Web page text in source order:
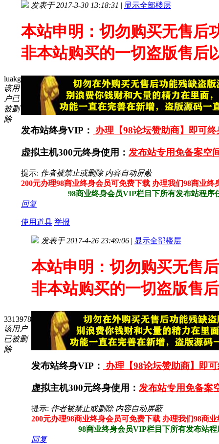
luakg
该用
户已
被删
除
发表于 2017-3-30 13:18:31 | 显示全部楼层
本站申明：切勿购买无售后
非本站购买的一切盗版售后
发布站终身VIP： 办理【98论坛赞助商】即可
虚拟主机300元终身使用： 发布站专用免备案空
提示: 作者被禁止或删除 内容自动屏蔽
200元办理98商业终身会员可免费下载 办理我们98商业终
98商业终身会员VIP栏目下所有发布站程序任意
回复
使用道具 举报
3313978
该用户
已被删
除
发表于 2017-4-26 23:49:06 | 显示全部楼层
本站申明：切勿购买无售
非本站购买的一切盗版售
发布站终身VIP： 办理【98论坛赞助商】即
虚拟主机300元终身使用： 发布站专用免备案
提示: 作者被禁止或删除 内容自动屏蔽
200元办理98商业终身会员可免费下载 办理我们98商
98商业终身会员VIP栏目下所有发布站程序任
回复